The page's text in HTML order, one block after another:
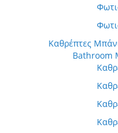
Καθρέπτες
Bathroom